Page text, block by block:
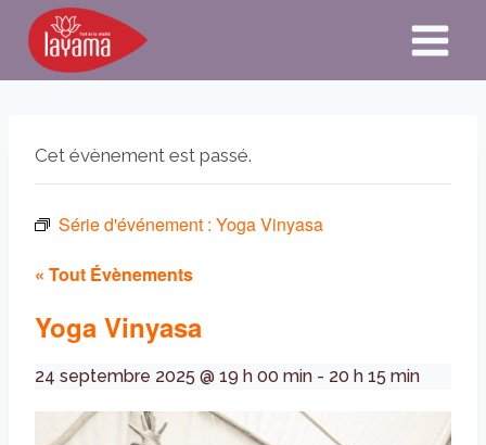
Aller
contenu
Cet évènement est passé.
Série d'événement : Yoga Vinyasa
« Tout Évènements
Yoga Vinyasa
24 septembre 2025 @ 19 h 00 min - 20 h 15 min